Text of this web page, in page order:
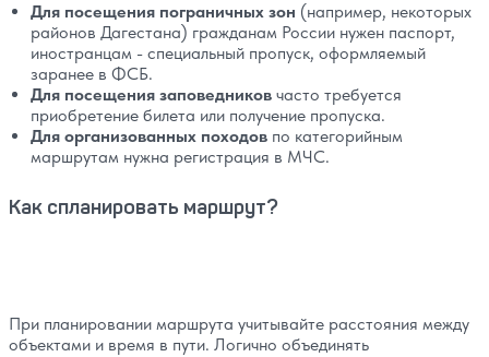
Для посещения пограничных зон (например, некоторых
районов Дагестана) гражданам России нужен паспорт,
иностранцам - специальный пропуск, оформляемый
заранее в ФСБ.
Для посещения заповедников часто требуется
приобретение билета или получение пропуска.
Для организованных походов по категорийным
маршрутам нужна регистрация в МЧС.
Как спланировать маршрут?
При планировании маршрута учитывайте расстояния между
объектами и время в пути. Логично объединять